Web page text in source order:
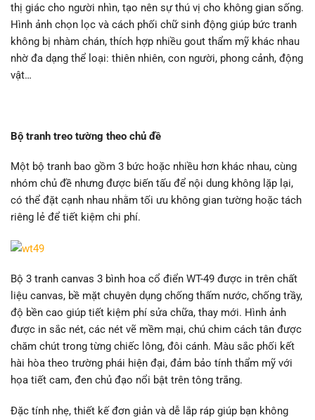
thị giác cho người nhìn, tạo nên sự thú vị cho không gian sống.
Hình ảnh chọn lọc và cách phối chữ sinh động giúp bức tranh
không bị nhàm chán, thích hợp nhiều gout thẩm mỹ khác nhau
nhờ đa dạng thể loại: thiên nhiên, con người, phong cảnh, động
vật…
Bộ tranh treo tường theo chủ đề
Một bộ tranh bao gồm 3 bức hoặc nhiều hơn khác nhau, cùng
nhóm chủ đề nhưng được biến tấu để nội dung không lặp lại,
có thể đặt cạnh nhau nhằm tối ưu không gian tường hoặc tách
riêng lẻ để tiết kiệm chi phí.
Bộ 3 tranh canvas 3 bình hoa cổ điển WT-49 được in trên chất
liệu canvas, bề mặt chuyên dụng chống thấm nước, chống trầy,
độ bền cao giúp tiết kiệm phí sửa chữa, thay mới. Hình ảnh
được in sắc nét, các nét vẽ mềm mại, chú chim cách tân được
chăm chút trong từng chiếc lông, đôi cánh. Màu sắc phối kết
hài hòa theo trường phái hiện đại, đảm bảo tính thẩm mỹ với
họa tiết cam, đen chủ đạo nổi bật trên tông trắng.
Đặc tính nhẹ, thiết kế đơn giản và dễ lắp ráp giúp bạn không